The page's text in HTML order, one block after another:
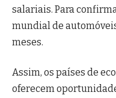
salariais. Para
mundial de
meses.
Assim, os países de
oferecem